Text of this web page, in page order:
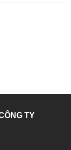
TY